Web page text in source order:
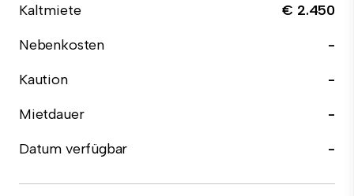
Kaltmiete
€ 2.450
Nebenkosten
-
Kaution
-
Mietdauer
-
Datum verfügbar
-